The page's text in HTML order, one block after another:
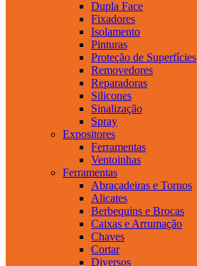
Dupla Face
Fixadores
Isolamento
Pinturas
Proteção de Superfícies
Removedores
Reparadoras
Silicones
Sinalização
Spray
Expositores
Ferramentas
Ventoinhas
Ferramentas
Abraçadeiras e Tornos
Alicates
Berbequins e Brocas
Caixas e Arrumação
Chaves
Cortar
Diversos